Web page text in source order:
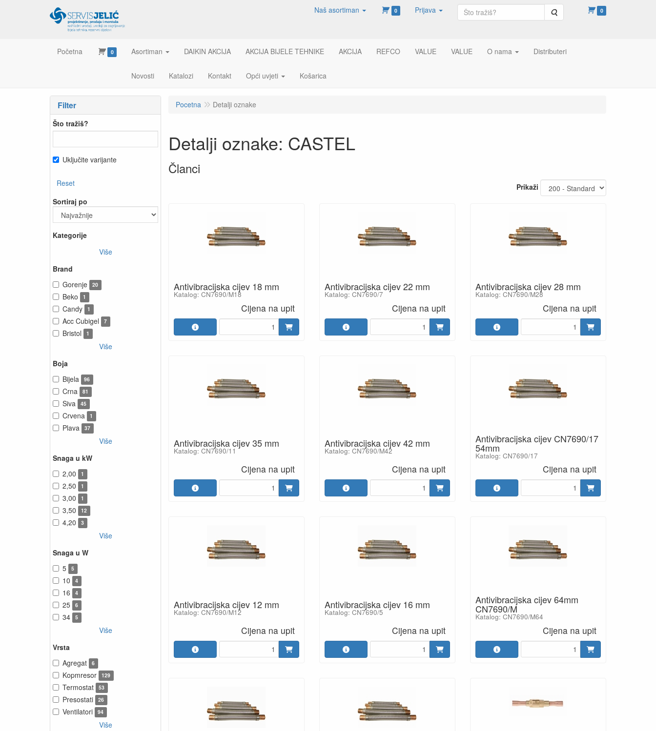
Naš asortiman 0 Prijava Pretraga 0
Početna 0 Asortiman DAIKIN AKCIJA AKCIJA BIJELE TEHNIKE AKCIJA REFCO VALUE VALUE O nama Distributeri
Novosti Katalozi Kontakt Opći uvjeti Košarica
Filter
Što tražiš?
Uključite varijante
Reset
Sortiraj po
Kategorije
Više
Brand
Gorenje
20
Beko 1
Candy 1
Acc Cubigel 7
Bristol 1
Više
Boja
Bijela
96
Crna 81
Siva 45
Crvena 1
Plava 37
Više
Snaga u kW
2,00
1
2,50 1
3,00 1
3,50 12
4,20 3
Više
Snaga u W
5
5
10 4
16 4
25 6
34 5
Više
Vrsta
Agregat
6
Kopmresor 129
Termostat 53
Presostati 26
Ventilatori 94
Više
Pocetna Detalji oznake
Detalji oznake: CASTEL
Članci
Prikaži
Antivibracijska cijev 18 mm
Katalog: CN7690/M18
Cijena na upit
Antivibracijska cijev 22 mm
Katalog: CN7690/7
Cijena na upit
Antivibracijska cijev 28 mm
Katalog: CN7690/M28
Cijena na upit
Antivibracijska cijev 35 mm
Katalog: CN7690/11
Cijena na upit
Antivibracijska cijev 42 mm
Katalog: CN7690/M42
Cijena na upit
Antivibracijska cijev CN7690/17
54mm
Katalog: CN7690/17
Cijena na upit
Antivibracijska cijev 12 mm
Katalog: CN7690/M12
Cijena na upit
Antivibracijska cijev 16 mm
Katalog: CN7690/5
Cijena na upit
Antivibracijska cijev 64mm
CN7690/M
Katalog: CN7690/M64
Cijena na upit